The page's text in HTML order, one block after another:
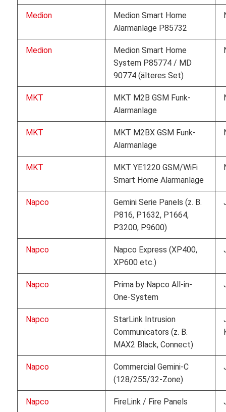
Medion
Medion Smart Home
Alarmanlage P85732
Medion
Medion Smart Home
System P85774 / MD
90774 (älteres Set)
MKT
MKT M2B GSM Funk-
Alarmanlage
MKT
MKT M2BX GSM Funk-
Alarmanlage
MKT
MKT YE1220 GSM/WiFi
Smart Home Alarmanlage
Napco
Gemini Serie Panels (z. B.
P816, P1632, P1664,
P3200, P9600)
Napco
Napco Express (XP400,
XP600 etc.)
Napco
Prima by Napco All-in-
One-System
Napco
StarLink Intrusion
Communicators (z. B.
MAX2 Black, Connect)
Napco
Commercial Gemini-C
(128/255/32-Zone)
Napco FireLink / Fire Panels